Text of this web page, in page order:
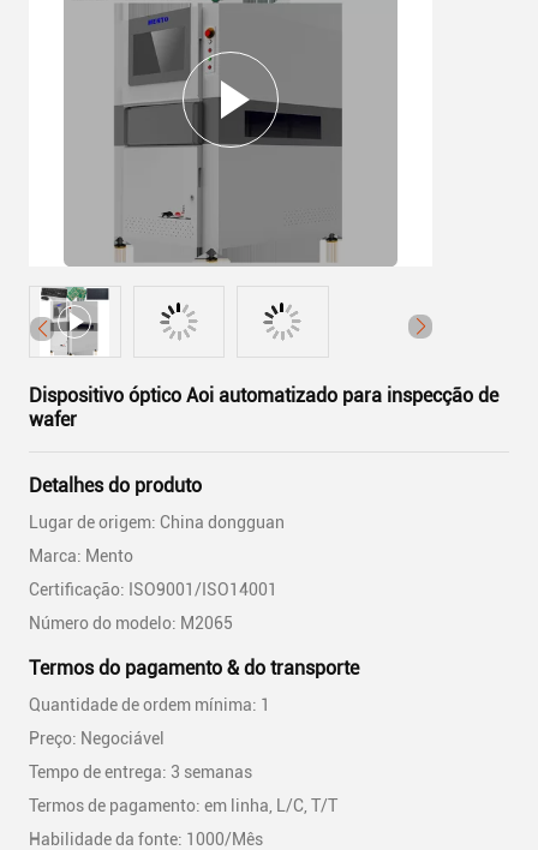
Dispositivo óptico Aoi automatizado para inspecção de
wafer
Detalhes do produto
Lugar de origem: China dongguan
Marca: Mento
Certificação: ISO9001/ISO14001
Número do modelo: M2065
Termos do pagamento & do transporte
Quantidade de ordem mínima: 1
Preço: Negociável
Tempo de entrega: 3 semanas
Termos de pagamento: em linha, L/C, T/T
Habilidade da fonte: 1000/Mês